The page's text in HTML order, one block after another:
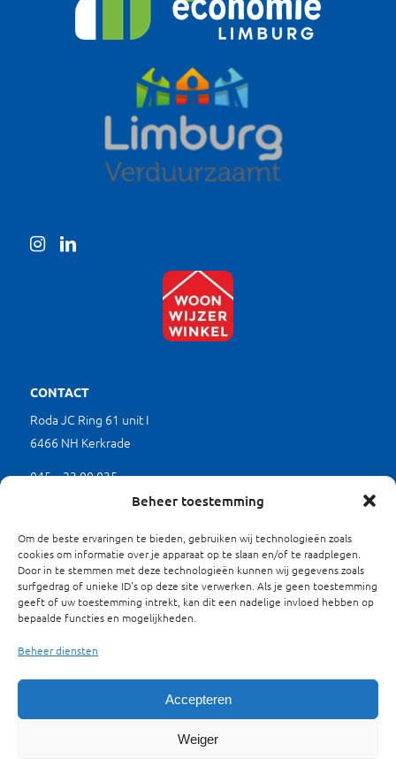
Beheer toestemming
Om de beste ervaringen te bieden, gebruiken wij technologieën zoals
cookies om informatie over je apparaat op te slaan en/of te raadplegen.
Door in te stemmen met deze technologieën kunnen wij gegevens zoals
surfgedrag of unieke ID's op deze site verwerken. Als je geen toestemming
geeft of uw toestemming intrekt, kan dit een nadelige invloed hebben op
bepaalde functies en mogelijkheden.
Beheer diensten
Accepteren
Weiger
CONTACT
Roda JC Ring 61 unit I
6466 NH Kerkrade
045 – 23 00 035
(werkdagen tussen 9.00 en 17.00 uur)
mkb@limburgverduurzaamt.nl
SITEMAP
Waarom Verduurzamen?
Projecten
Energieloket
Over ons
Privacyverklaring